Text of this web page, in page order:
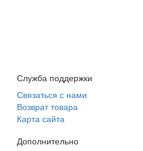
Служба поддержки
Связаться с нами
Возврат товара
Карта сайта
Дополнительно